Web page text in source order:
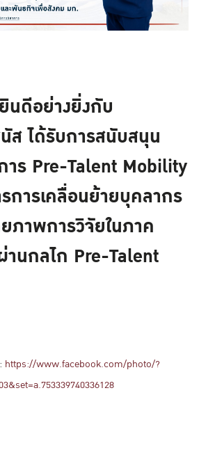
นดีอย่างยิ่งกับ
ได้รับการสนับสนุน
าร Pre-Talent Mobility
การเคลื่อนย้ายบุคลากร
าพการวิจัยในภาค
นกลไก Pre-Talent
https://www.facebook.com/photo/?